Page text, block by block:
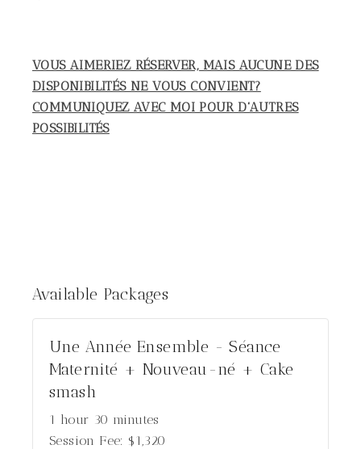
VOUS AIMERIEZ RÉSERVER, MAIS AUCUNE DES
DISPONIBILITÉS NE VOUS CONVIENT?
COMMUNIQUEZ AVEC MOI POUR D'AUTRES
POSSIBILITÉS
Available Packages
Une Année Ensemble - Séance
Maternité + Nouveau-né + Cake
smash
1 hour 30 minutes
Session Fee: $1,320